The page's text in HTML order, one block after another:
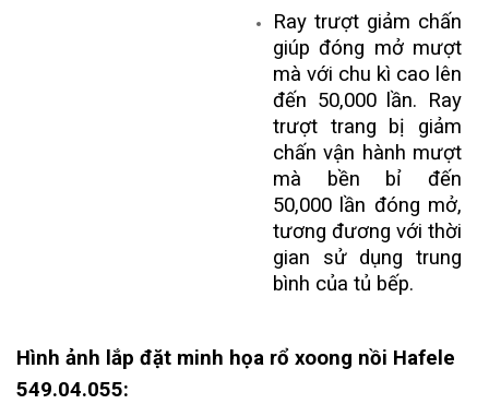
Ray trượt giảm chấn
giúp đóng mở mượt
mà với chu kì cao lên
đến 50,000 lần. Ray
trượt trang bị giảm
chấn vận hành mượt
mà bền bỉ đến
50,000 lần đóng mở,
tương đương với thời
gian sử dụng trung
bình của tủ bếp.
Hình ảnh lắp đặt minh họa rổ xoong nồi Hafele
549.04.055: